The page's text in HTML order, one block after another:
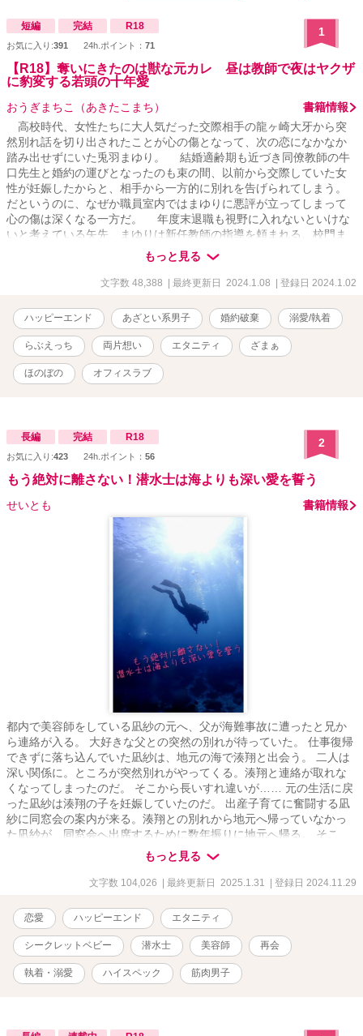
短編 完結 R18
お気に入り:391 24h.ポイント： 71
1
【R18】奪いにきたのは獣な元カレ 昼は教師で夜はヤクザ
に豹変する若頭の十年愛
おうぎまちこ（あきたこまち）
書籍情報
高校時代、女性たちに大人気だった交際相手の龍ヶ崎大牙から突
然別れ話を切り出されたことが心の傷となって、次の恋になかなか
踏み出せずにいた兎羽まゆり。 結婚適齢期も近づき同僚教師の牛
口先生と婚約の運びとなったのも束の間、以前から交際していた女
性が妊娠したからと、相手から一方的に別れを告げられてしまう。
だというのに、なぜか職員室内ではまゆりに悪評が立ってしまって
心の傷は深くなる一方だ。 年度末退職も視野に入れないといけな
いと考えている矢先、まゆりは新任教師の指導を頼まれる。校門ま
で迎えに行くと、そこにいたのは大人になった大牙で――？ 裏切
られた心の傷が深くて次の恋に踏み込めないと思っていた兎羽まゆ
り×ワケあって彼女のそばを離れなければならなくなった龍ヶ崎大
物語。 ※R15〜R18に※、R18に※※ ※現実世界に疎い作者による
現代TLなのでご容赦くださいましたら幸いです。 ※ヒーローはワン
コ系？ニャンコ系？甘えん坊系？ヤンデレ？腹黒？あざとい系男子
です。 ※36000字数完結。+大牙side5000字数。 ※1/7おまけの学校
R書いてます。そこまで書いたら完結します。
もっと見る
文字数 48,388 | 最終更新日 2024.1.08 | 登録日 2024.1.02
ハッピーエンド あざとい系男子 婚約破棄 溺愛/執着
らぶえっち 両片想い エタニティ ざまぁ
ほのぼの オフィスラブ
長編 完結 R18
お気に入り:423 24h.ポイント： 56
2
もう絶対に離さない！潜水士は海よりも深い愛を誓う
せいとも 書籍情報
都内で美容師をしている凪紗の元へ、父が海難事故に遭ったと兄か
ら連絡が入る。 大好きな父との突然の別れが待っていた。 仕事復帰
できずに落ち込んでいた凪紗は、地元の海で湊翔と出会う。 二人は
深い関係に。ところが突然別れがやってくる。湊翔と連絡が取れな
くなってしまったのだ。 そこから長いすれ違いが…… 元の生活に戻
った凪紗は湊翔の子を妊娠していたのだ。 出産子育てに奮闘する凪
紗に同窓会の案内が来る。湊翔との別れから地元へ帰っていなかっ
た凪紗が、同窓会へ出席するために数年振りに地元へ帰る。 そこ
で、湊翔と再会することになる。 すれ違った二人の幸せな結婚まで
もっと見る
文字数 104,026 | 最終更新日 2025.1.31 | 登録日 2024.11.29
恋愛 ハッピーエンド エタニティ
シークレットベビー 潜水士 美容師 再会
執着・溺愛 ハイスペック 筋肉男子